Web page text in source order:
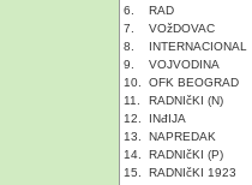
6.
RAD
7.
VOžDOVAC
8.
INTERNACIONAL
9.
VOJVODINA
10.
OFK BEOGRAD
11.
RADNIčKI (N)
12.
INđIJA
13.
NAPREDAK
14.
RADNIčKI (P)
15.
RADNIčKI 1923